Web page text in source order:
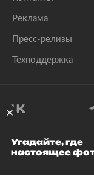
Реклама
Пресс-релизы
Техподдержка
©
Угадайте, где
настоящее